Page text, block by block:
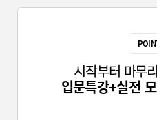
시작부터 마무
입문특강+실전